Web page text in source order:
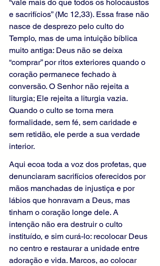
“vale mais do que todos os holocaustos
e sacrifícios” (Mc 12,33). Essa frase não
nasce de desprezo pelo culto do
Templo, mas de uma intuição bíblica
muito antiga: Deus não se deixa
“comprar” por ritos exteriores quando o
coração permanece fechado à
conversão. O Senhor não rejeita a
liturgia; Ele rejeita a liturgia vazia.
Quando o culto se torna mera
formalidade, sem fé, sem caridade e
sem retidão, ele perde a sua verdade
interior.
Aqui ecoa toda a voz dos profetas, que
denunciaram sacrifícios oferecidos por
mãos manchadas de injustiça e por
lábios que honravam a Deus, mas
tinham o coração longe dele. A
intenção não era destruir o culto
instituído, e sim curá-lo: recolocar Deus
no centro e restaurar a unidade entre
adoração e vida. Marcos, ao colocar